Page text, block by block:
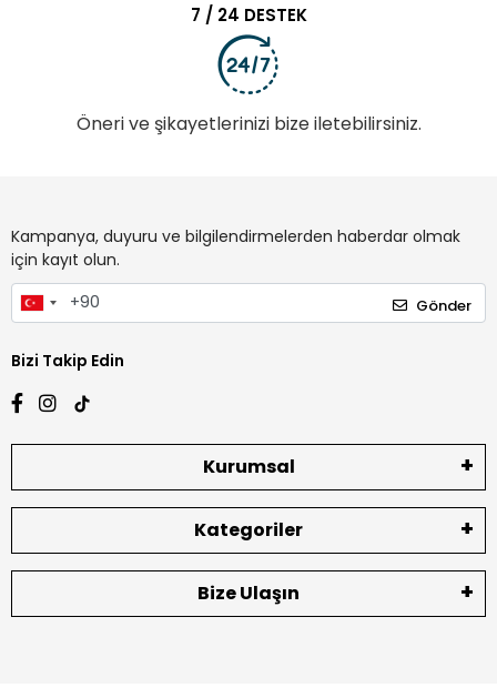
7 / 24 DESTEK
Öneri ve şikayetlerinizi bize iletebilirsiniz.
Kampanya, duyuru ve bilgilendirmelerden haberdar olmak
için kayıt olun.
Gönder
Bizi Takip Edin
Kurumsal
Kategoriler
Bize Ulaşın